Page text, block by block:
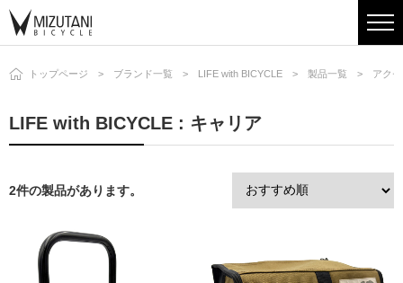
トップページ ブランド一覧 LIFE with BICYCLE 製品一覧 アク
LIFE with BICYCLE : キャリア
2件の製品があります。